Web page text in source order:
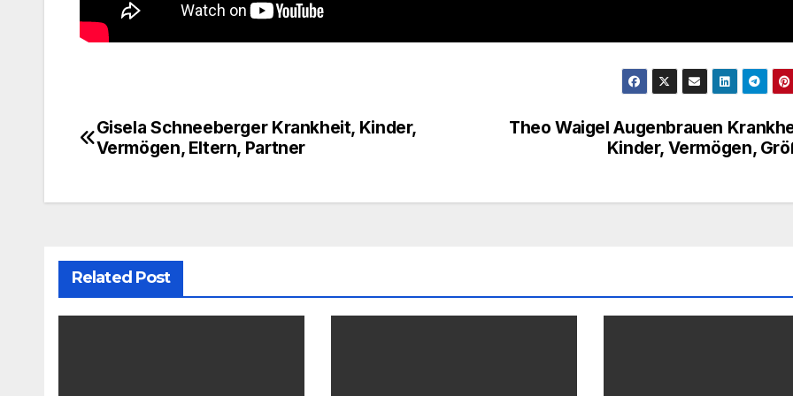
Post
Theo Waigel Augenbrauen
Kinder, Vermögen,
Gisela Schneeberger Krankheit, Kinder,
Vermögen, Eltern, Partner
Related Post